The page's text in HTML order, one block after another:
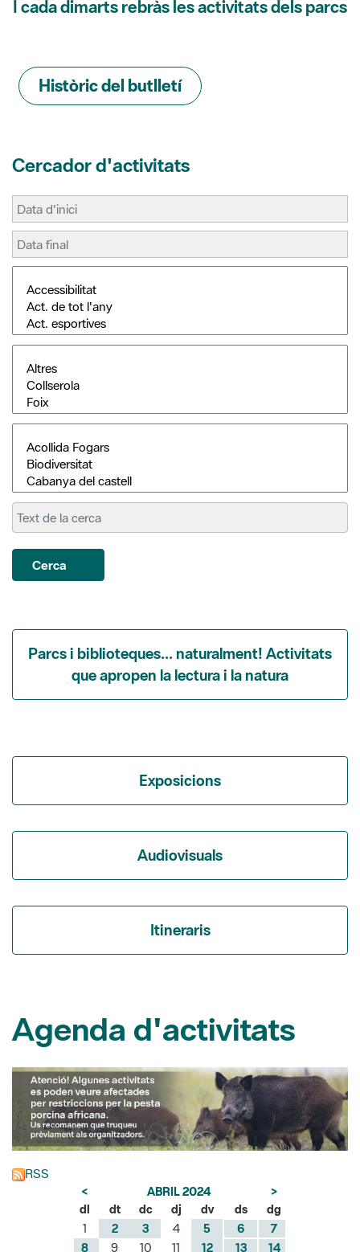
Cercador d'activitats
Cerca
RSS
< ABRIL 2024
>
dl
dt dc dj dv ds
dg
8
10 11 12
14
15
16 17 18 19 20
21
22
23 24 25 26 27
28
29
30